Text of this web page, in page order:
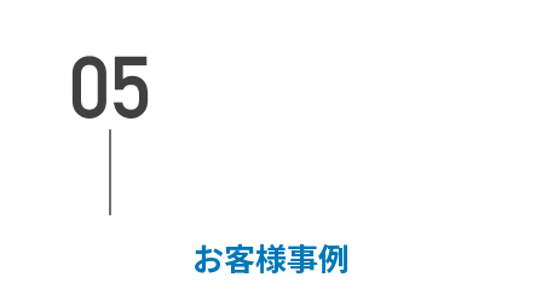
お客様事例